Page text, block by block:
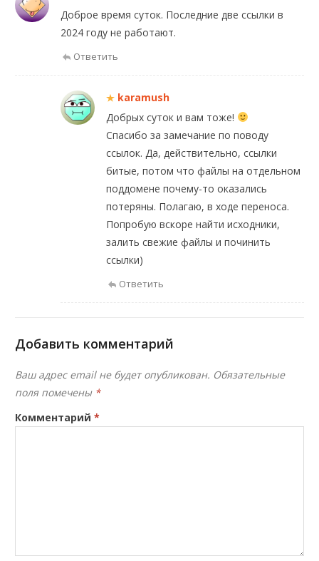
Доброе время суток. Последние две ссылки в
2024 году не работают.
Ответить
karamush
Добрых суток и вам тоже!
Спасибо за замечание по поводу
ссылок. Да, действительно, ссылки
битые, потом что файлы на отдельном
поддомене почему-то оказались
потеряны. Полагаю, в ходе переноса.
Попробую вскоре найти исходники,
залить свежие файлы и починить
ссылки)
Ответить
Добавить комментарий
Ваш адрес email не будет опубликован. Обязательные
поля помечены *
Комментарий*